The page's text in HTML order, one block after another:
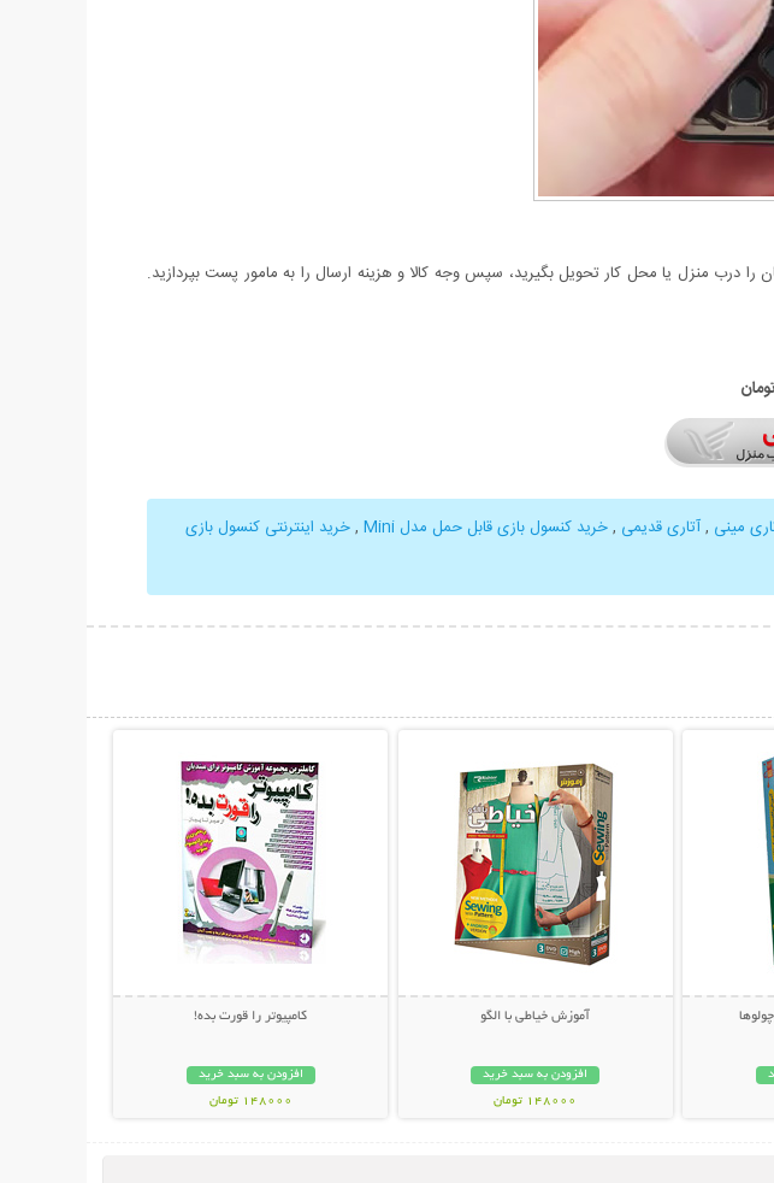
درب منزل یا محل کار تحویل بگیرید، سپس وجه کالا و هزینه ارسال را به مامور پست بپردازید.
مینی ,آتاری قدیمی ,خرید کنسول بازی قابل حمل مدل Mini ,خرید اینترنتی کنسول بازی
آموزش خیاطی با الگو
افزودن به سبد خرید
148000 تومان
کامپیوتر را قورت بده!
افزودن به سبد خرید
148000 تومان